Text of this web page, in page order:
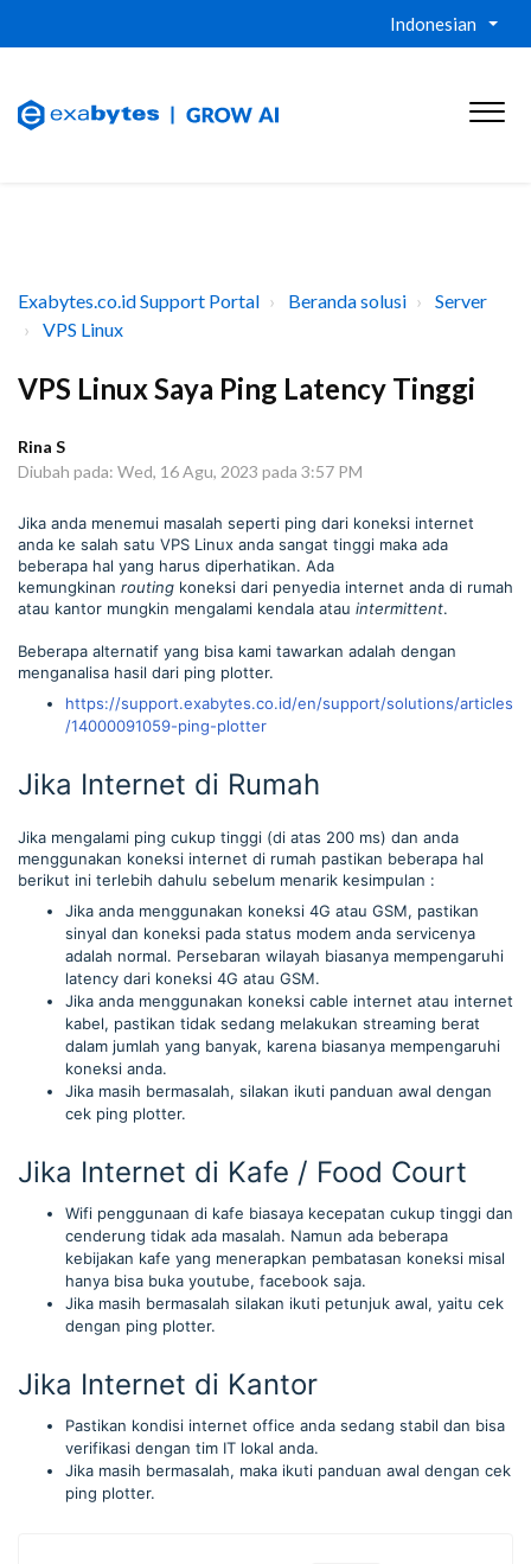
Indonesian
Exabytes.co.id Support Portal Beranda solusi
Server
VPS Linux
VPS Linux Saya Ping Latency Tinggi
Rina S
Diubah pada: Wed, 16 Agu, 2023 pada 3:57 PM
Jika anda menemui masalah seperti ping dari koneksi internet
anda ke salah satu VPS Linux anda sangat tinggi maka ada
beberapa hal yang harus diperhatikan. Ada
kemungkinan routing koneksi dari penyedia internet anda di rumah
atau kantor mungkin mengalami kendala atau intermittent.
Beberapa alternatif yang bisa kami tawarkan adalah dengan
menganalisa hasil dari ping plotter.
https://support.exabytes.co.id/en/support/solutions/articles
/14000091059-ping-plotter
Jika Internet di Rumah
Jika mengalami ping cukup tinggi (di atas 200 ms) dan anda
menggunakan koneksi internet di rumah pastikan beberapa hal
berikut ini terlebih dahulu sebelum menarik kesimpulan :
Jika anda menggunakan koneksi 4G atau GSM, pastikan
sinyal dan koneksi pada status modem anda servicenya
adalah normal. Persebaran wilayah biasanya mempengaruhi
latency dari koneksi 4G atau GSM.
Jika anda menggunakan koneksi cable internet atau internet
kabel, pastikan tidak sedang melakukan streaming berat
dalam jumlah yang banyak, karena biasanya mempengaruhi
koneksi anda.
Jika masih bermasalah, silakan ikuti panduan awal dengan
cek ping plotter.
Jika Internet di Kafe / Food Court
Wifi penggunaan di kafe biasaya kecepatan cukup tinggi dan
cenderung tidak ada masalah. Namun ada beberapa
kebijakan kafe yang menerapkan pembatasan koneksi misal
hanya bisa buka youtube, facebook saja.
Jika masih bermasalah silakan ikuti petunjuk awal, yaitu cek
dengan ping plotter.
Jika Internet di Kantor
Pastikan kondisi internet office anda sedang stabil dan bisa
verifikasi dengan tim IT lokal anda.
Jika masih bermasalah, maka ikuti panduan awal dengan cek
ping plotter.